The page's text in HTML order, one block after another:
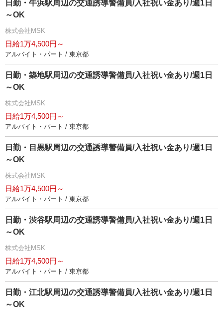
日勤・牛浜駅周辺の交通誘導警備員/入社祝い金あり/週1日
～OK
株式会社MSK
日給1万4,500円～
アルバイト・パート / 東京都
日勤・築地駅周辺の交通誘導警備員/入社祝い金あり/週1日
～OK
株式会社MSK
日給1万4,500円～
アルバイト・パート / 東京都
日勤・目黒駅周辺の交通誘導警備員/入社祝い金あり/週1日
～OK
株式会社MSK
日給1万4,500円～
アルバイト・パート / 東京都
日勤・渋谷駅周辺の交通誘導警備員/入社祝い金あり/週1日
～OK
株式会社MSK
日給1万4,500円～
アルバイト・パート / 東京都
日勤・江北駅周辺の交通誘導警備員/入社祝い金あり/週1日
～OK